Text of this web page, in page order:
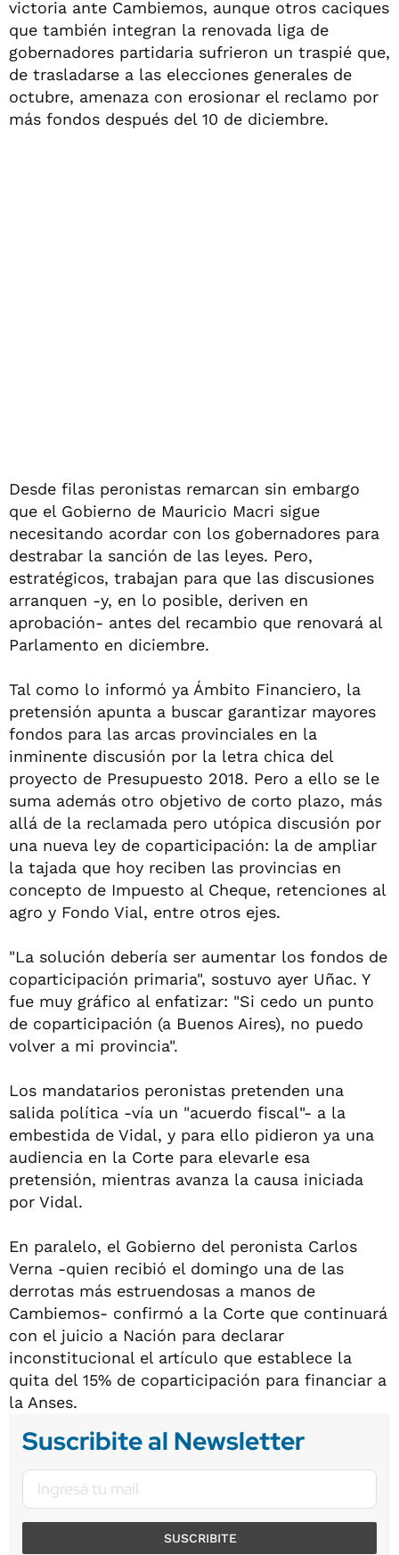
victoria ante Cambiemos, aunque otros caciques
que también integran la renovada liga de
gobernadores partidaria sufrieron un traspié que,
de trasladarse a las elecciones generales de
octubre, amenaza con erosionar el reclamo por
más fondos después del 10 de diciembre.
Desde filas peronistas remarcan sin embargo
que el Gobierno de Mauricio Macri sigue
necesitando acordar con los gobernadores para
destrabar la sanción de las leyes. Pero,
estratégicos, trabajan para que las discusiones
arranquen -y, en lo posible, deriven en
aprobación- antes del recambio que renovará al
Parlamento en diciembre.
Tal como lo informó ya Ámbito Financiero, la
pretensión apunta a buscar garantizar mayores
fondos para las arcas provinciales en la
inminente discusión por la letra chica del
proyecto de Presupuesto 2018. Pero a ello se le
suma además otro objetivo de corto plazo, más
allá de la reclamada pero utópica discusión por
una nueva ley de coparticipación: la de ampliar
la tajada que hoy reciben las provincias en
concepto de Impuesto al Cheque, retenciones al
agro y Fondo Vial, entre otros ejes.
"La solución debería ser aumentar los fondos de
coparticipación primaria", sostuvo ayer Uñac. Y
fue muy gráfico al enfatizar: "Si cedo un punto
de coparticipación (a Buenos Aires), no puedo
volver a mi provincia".
Los mandatarios peronistas pretenden una
salida política -vía un "acuerdo fiscal"- a la
embestida de Vidal, y para ello pidieron ya una
audiencia en la Corte para elevarle esa
pretensión, mientras avanza la causa iniciada
por Vidal.
En paralelo, el Gobierno del peronista Carlos
Verna -quien recibió el domingo una de las
derrotas más estruendosas a manos de
Cambiemos- confirmó a la Corte que continuará
con el juicio a Nación para declarar
inconstitucional el artículo que establece la
quita del 15% de coparticipación para financiar a
la Anses.
Suscribite al Newsletter
SUSCRIBITE